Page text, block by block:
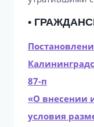
•
87-п
«О внесении
условия